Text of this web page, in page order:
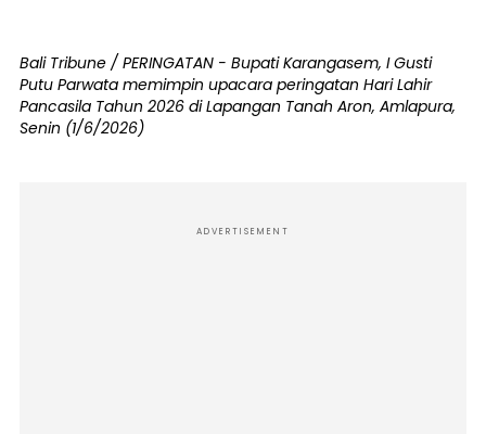
Bali Tribune / PERINGATAN - Bupati Karangasem, I Gusti
Putu Parwata memimpin upacara peringatan Hari Lahir
Pancasila Tahun 2026 di Lapangan Tanah Aron, Amlapura,
Senin (1/6/2026)
ADVERTISEMENT